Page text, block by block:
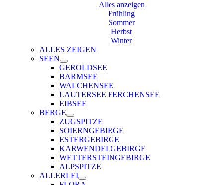
Alles anzeigen
Frühling
Sommer
Herbst
Winter
ALLES ZEIGEN
SEEN
GEROLDSEE
BARMSEE
WALCHENSEE
LAUTERSEE FERCHENSEE
EIBSEE
BERGE
ZUGSPITZE
SOIERNGEBIRGE
ESTERGEBIRGE
KARWENDELGEBIRGE
WETTERSTEINGEBIRGE
ALPSPITZE
ALLERLEI